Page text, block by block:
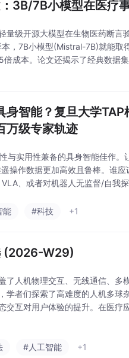
3B/7B小模型在医疗
量级开源大模型在生物医药断
，7B小模型(Mistral-7B)就能
成本。论文还揭示了经典数据
身智能？复旦大学
万级专家轨迹
与实用性兼备的具身智能佳作
操作数据更加高效且鲁棒。谁
、或者对机器人无监督/自我
能 #科技 +1
(2026-W29)
了人机物理交互、无线通信、
学者们探索了高难度的人机多
交互对用户体验的提升。在医疗
#人工智能 +1